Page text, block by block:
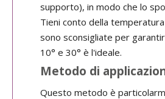
supporto), in modo che lo
Tieni conto della
sono sconsigliate per
10° e 30° è l'ideale.
Metodo di
Questo metodo è